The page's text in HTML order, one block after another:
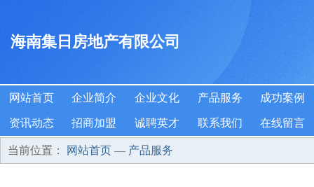
海南集日房地产有限公司
网站首页 企业简介 企业文化 产品服务 成功案例
资讯动态 招商加盟 诚聘英才 联系我们 在线留言
当前位置： 网站首页 — 产品服务